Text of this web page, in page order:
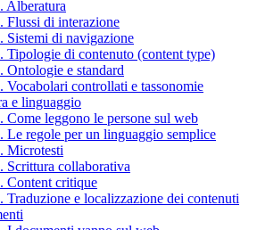
Alberatura
Flussi di interazione
Sistemi di navigazione
Tipologie di contenuto (content type)
Ontologie e standard
Vocabolari controllati e tassonomie
e linguaggio
Come leggono le persone sul web
Le regole per un linguaggio semplice
Microtesti
Scrittura collaborativa
Content critique
Traduzione e localizzazione dei contenuti